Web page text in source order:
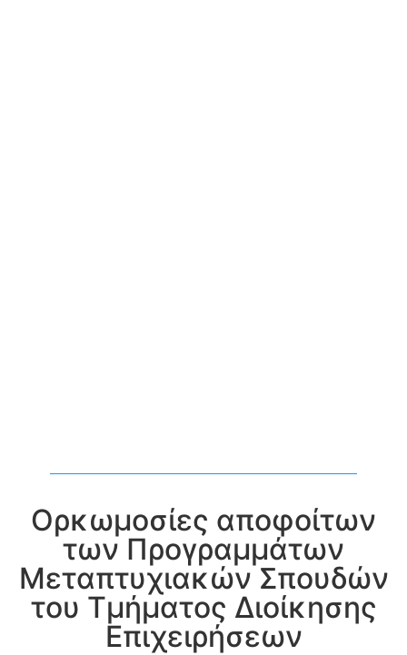
Ορκωμοσίες αποφοίτων
των Προγραμμάτων
Μεταπτυχιακών Σπουδών
του Τμήματος Διοίκησης
Επιχειρήσεων